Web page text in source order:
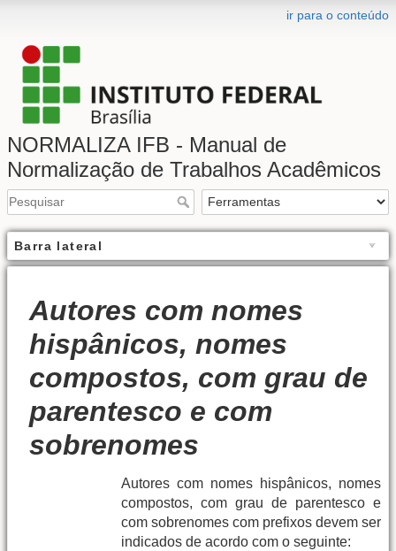
ir para o conteúdo
NORMALIZA IFB - Manual de
Normalização de Trabalhos Acadêmicos
Barra lateral
Autores com nomes
hispânicos, nomes
compostos, com grau de
parentesco e com
sobrenomes
Autores com nomes hispânicos, nomes
compostos, com grau de parentesco e
com sobrenomes com prefixos devem ser
indicados de acordo com o seguinte: